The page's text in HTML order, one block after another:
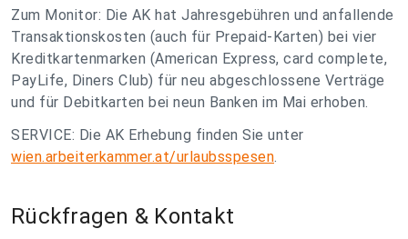
Zum Monitor: Die AK hat Jahresgebühren und anfallende
Transaktionskosten (auch für Prepaid-Karten) bei vier
Kreditkartenmarken (American Express, card complete,
PayLife, Diners Club) für neu abgeschlossene Verträge
und für Debitkarten bei neun Banken im Mai erhoben.
SERVICE: Die AK Erhebung finden Sie unter
wien.arbeiterkammer.at/urlaubsspesen.
Rückfragen & Kontakt